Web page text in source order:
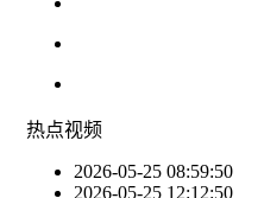
热点视频
2026-05-25 08:59:50
2026-05-25 12:12:50